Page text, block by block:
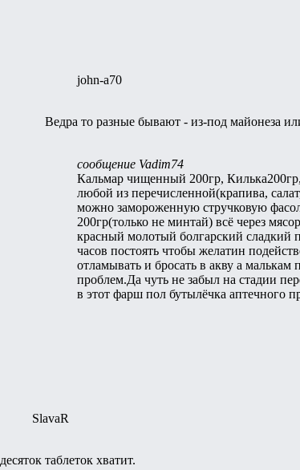
john-a70
Ведра то разные бывают - из-под майонеза
сообщение Vadim74
Кальмар чищенный 200гр,
любой из перечисленной(крапива,
можно замороженную стручковую
200гр(только не минтай) всё через
красный молотый болгарский сладкий
часов постоять чтобы желатин
отламывать и бросать в акву а малькам
проблем.Да чуть не забыл на стадии
в этот фарш пол бутылёчка аптечного
SlavaR
десяток таблеток хватит.